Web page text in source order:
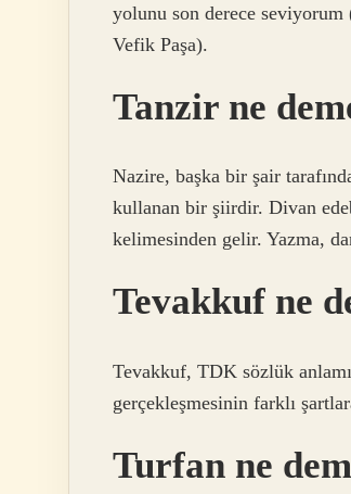
yolunu son derece
Vefik Paşa).
Tanzir ne
Nazire, başka bir şair
kullanan bir şiirdir. Divan
kelimesinden gelir. Yazma,
Tevakkuf ne
Tevakkuf, TDK sözlük
gerçekleşmesinin farklı
Turfan ne